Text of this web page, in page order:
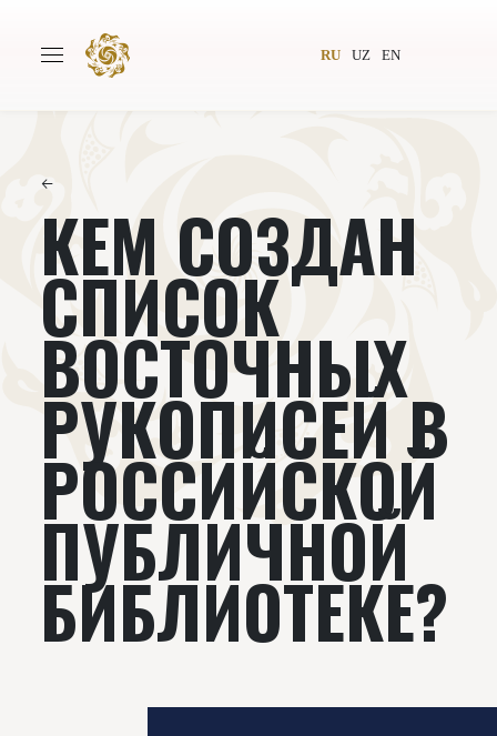
RU UZ EN
Авторы Всемирное общество
Издательство Новости
Проекты
Книги Видеолекторий
←
КЕМ СОЗДАН
СПИСОК
ВОСТОЧНЫХ
РУКОПИСЕЙ В
РОССИЙСКОЙ
ПУБЛИЧНОЙ
БИБЛИОТЕКЕ?